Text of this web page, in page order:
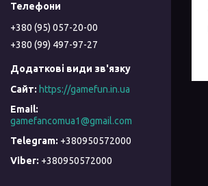
+380 (95) 057-20-00
+380 (99) 497-97-27
https://gamefun.in.ua
gamefancomua1@gmail.com
+380950572000
+380950572000